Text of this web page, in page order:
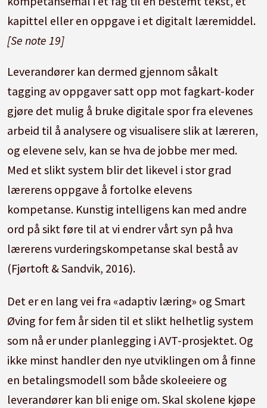
kapittel eller en oppgave i et digitalt læremiddel.
[Se note 19]
Leverandører kan dermed gjennom såkalt
tagging av oppgaver satt opp mot fagkart-koder
gjøre det mulig å bruke digitale spor fra elevenes
arbeid til å analysere og visualisere slik at læreren,
og elevene selv, kan se hva de jobbe mer med.
Med et slikt system blir det likevel i stor grad
lærerens oppgave å fortolke elevens
kompetanse. Kunstig intelligens kan med andre
ord på sikt føre til at vi endrer vårt syn på hva
lærerens vurderingskompetanse skal bestå av
(Fjørtoft & Sandvik, 2016).
Det er en lang vei fra «adaptiv læring» og Smart
Øving for fem år siden til et slikt helhetlig system
som nå er under planlegging i AVT-prosjektet. Og
ikke minst handler den nye utviklingen om å finne
en betalingsmodell som både skoleeiere og
leverandører kan bli enige om. Skal skolene kjøpe